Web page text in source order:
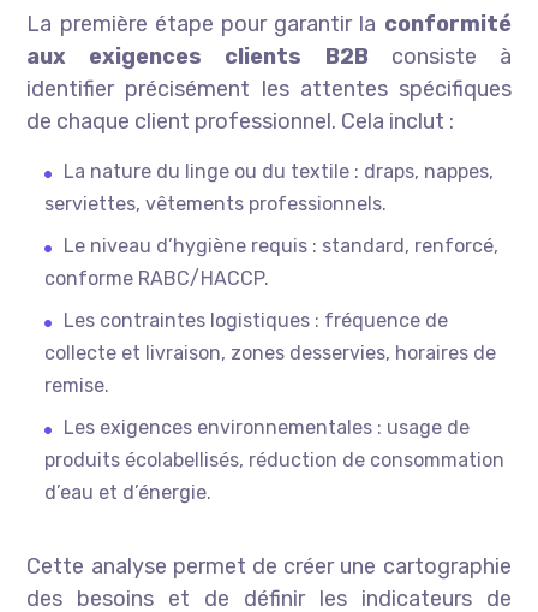
La première étape pour garantir la conformité
aux exigences clients B2B consiste à
identifier précisément les attentes spécifiques
de chaque client professionnel. Cela inclut :
La nature du linge ou du textile : draps, nappes,
serviettes, vêtements professionnels.
Le niveau d’hygiène requis : standard, renforcé,
conforme RABC/HACCP.
Les contraintes logistiques : fréquence de
collecte et livraison, zones desservies, horaires de
remise.
Les exigences environnementales : usage de
produits écolabellisés, réduction de consommation
d’eau et d’énergie.
Cette analyse permet de créer une cartographie
des besoins et de définir les indicateurs de